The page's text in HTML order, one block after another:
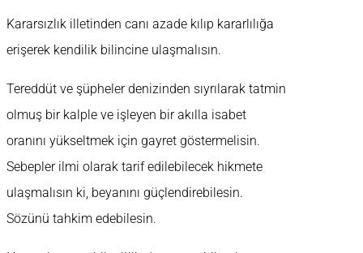
Kararsızlık illetinden canı azade kılıp kararlılığa
erişerek kendilik bilincine ulaşmalısın.
Tereddüt ve şüpheler denizinden sıyrılarak tatmin
olmuş bir kalple ve işleyen bir akılla isabet
oranını yükseltmek için gayret göstermelisin.
Sebepler ilmi olarak tarif edilebilecek hikmete
ulaşmalısın ki, beyanını güçlendirebilesin.
Sözünü tahkim edebilesin.